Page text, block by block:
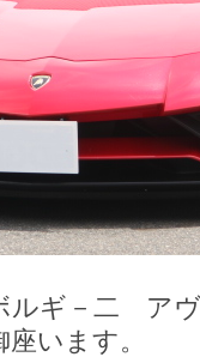
ルギ－二 ア
います。